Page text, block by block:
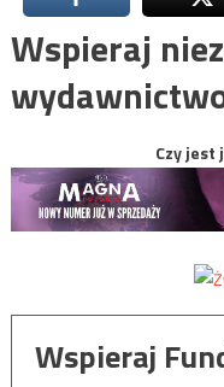
Wspieraj
Czy jest
Wspieraj